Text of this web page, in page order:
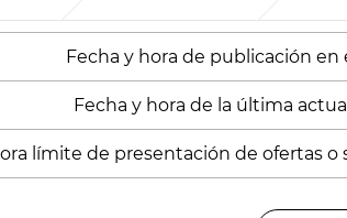
Fecha y hora de publicación en
Fecha y hora de la última
límite de presentación de ofertas o